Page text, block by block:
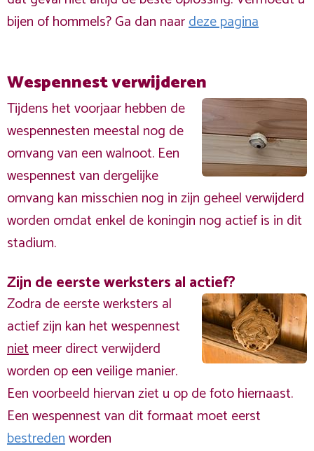
bijen of hommels? Ga dan naardeze pagina
Wespennest verwijderen
Tijdens het voorjaar hebben de
wespennesten meestal nog de
omvang van een walnoot. Een
wespennest van dergelijke
omvang kan misschien nog in zijn geheel verwijderd
worden omdat enkel de koningin nog actief is in dit
stadium.
Zijn de eerste werksters al actief?
Zodra de eerste werksters al
actief zijn kan het wespennest
nietmeer direct verwijderd
worden op een veilige manier.
Een voorbeeld hiervan ziet u op de foto hiernaast.
Een wespennest van dit formaat moet eerst
bestredenworden